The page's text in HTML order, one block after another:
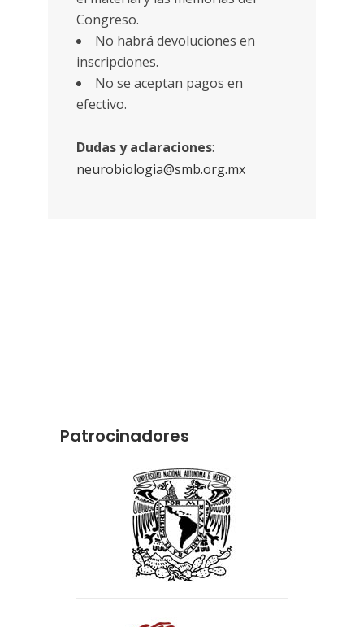
Congreso.
No habrá devoluciones en
inscripciones.
No se aceptan pagos en
efectivo.
Dudas y aclaraciones:
neurobiologia@smb.org.mx
Patrocinadores